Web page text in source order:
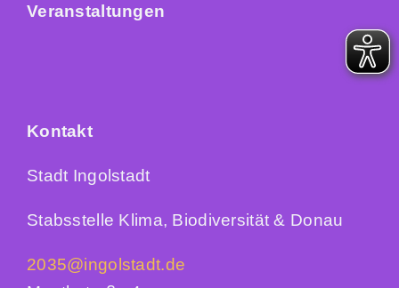
Veranstaltungen
Kontakt
Stadt Ingolstadt
Stabsstelle Klima, Biodiversität & Donau
2035@ingolstadt.de